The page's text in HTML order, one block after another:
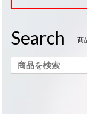
Search 商